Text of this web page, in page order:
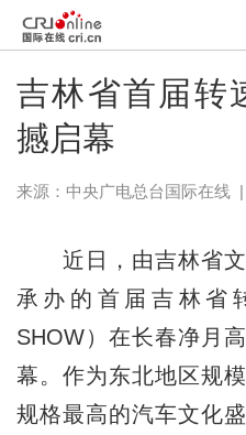
吉林省首届转
撼启幕
来源：中央广电总台国际在线|
近日，由吉林省文
承办的首届吉林省
SHOW）在长春净月
幕。作为东北地区规
规格最高的汽车文化